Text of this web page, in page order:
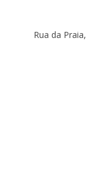
Rua da